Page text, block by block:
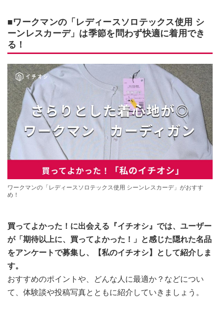
■ワークマンの「レディースソロテックス使用 シ
ーンレスカーデ」は季節を問わず快適に着用でき
る！
ワークマンの「レディースソロテックス使用 シーンレスカーデ」がおすす
め！
買ってよかった！に出会える『イチオシ』では、ユーザー
が「期待以上に、買ってよかった！」と感じた隠れた名品
をアンケートで募集し、【私のイチオシ】として紹介しま
す。
おすすめのポイントや、どんな人に最適か？などについ
て、体験談や投稿写真とともに紹介していきましょう。